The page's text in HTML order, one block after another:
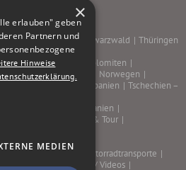
| Sachsen | Schwarzwald | Thüringen
| Alpen & Dolomiten |
| Korsika – Sardinien Norwegen |
Schweiz Spanien | Tschechien –
Spanien |
& Kurse Training & Tour |
dich! | Gutscheine Motorradtransporte |
| Reiseblog/ Bilder/ Videos |
×
erlauben" geben
Partnern und
Hinweise
MEDIEN